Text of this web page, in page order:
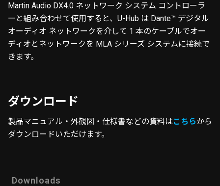
Martin Audio DX4.0 ネットワーク システム コントローラ
ーと組み合わせて使用​​すると、U-Hub は Dante™ デジタル
オーディオ ネットワークを介して 1 本のケーブルでオー
ディオとネットワークを MLA シリーズ システムに接続で
きます。
ダウンロード
製品マニュアル・外観図・仕様書などの資料はこちらから
ダウンロードいただけます。
Downloads